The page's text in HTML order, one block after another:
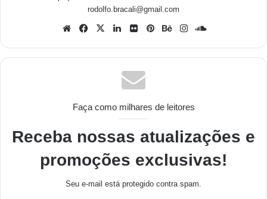
rodolfo.bracali@gmail.com
Faça como milhares de leitores
Receba nossas atualizações e
promoções exclusivas!
Seu e-mail está protegido contra spam.